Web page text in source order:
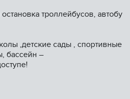
троллейбусов, автобу
,детские сады , спортивные
бассейн –